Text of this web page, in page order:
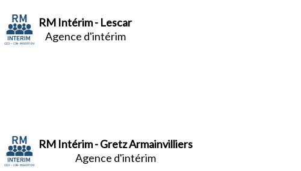
RM Intérim - Lescar
Agence d'intérim
RM Intérim - Gretz Armainvilliers
Agence d'intérim